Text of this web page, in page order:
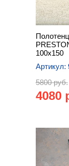
100х150
Артикул:
5800 руб.
4080